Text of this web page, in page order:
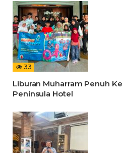
33
Liburan Muharram Penuh
Peninsula Hotel